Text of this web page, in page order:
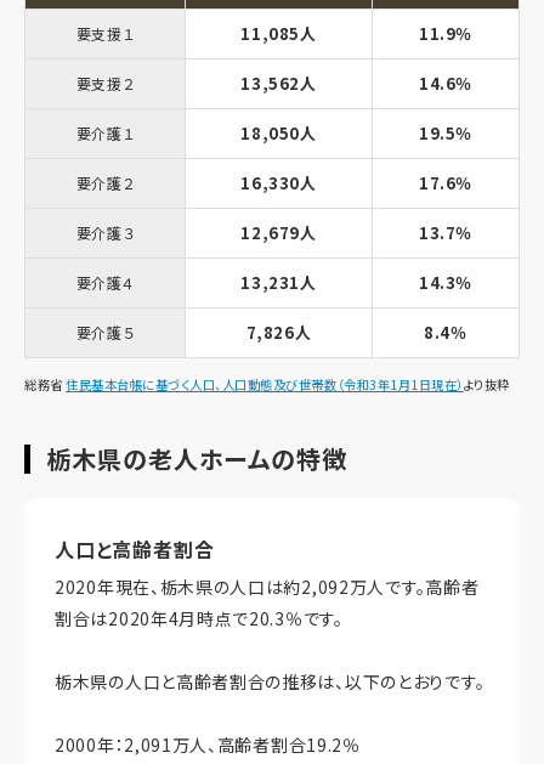
要支援１ 11,085人 11.9％
要支援２ 13,562人 14.6％
要介護１ 18,050人 19.5％
要介護２ 16,330人 17.6％
要介護３ 12,679人 13.7％
要介護４ 13,231人 14.3％
要介護５ 7,826人 8.4％
総務省住民基本台帳に基づく人口、人口動態及び世帯数（令和3年1月1日現在） より抜粋
栃木県の老人ホームの特徴
人口と高齢者割合
2020年現在、栃木県の人口は約2,092万人です。高齢者
割合は2020年4月時点で20.3％です。
栃木県の人口と高齢者割合の推移は、以下のとおりです。
2000年：2,091万人、高齢者割合19.2％